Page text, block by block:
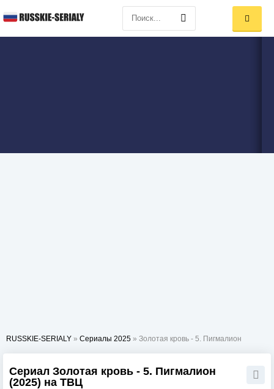
RUSSKIE-SERIALY » Сериалы 2025 » Золотая кровь - 5. Пигмалион
Сериал Золотая кровь - 5. Пигмалион
(2025) на ТВЦ